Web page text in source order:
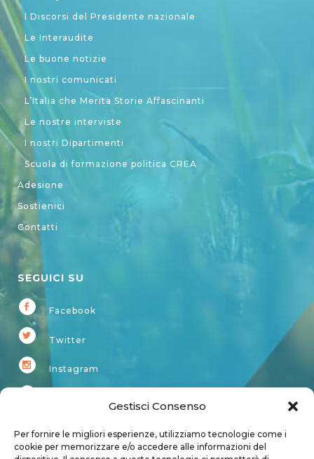
Gestisci Consenso
Per fornire le migliori esperienze, utilizziamo tecnologie come i
cookie per memorizzare e/o accedere alle informazioni del
I Discorsi del Presidente nazionale
Le Interaudite
Le buone notizie
I nostri comunicati
L’Italia che Merita Storie Affascinanti
Le nostre interviste
I nostri Dipartimenti
Scuola di formazione politica CREA
Adesione
Sostienici
Contatti
SEGUICI SU
Facebook
Twitter
Instagram